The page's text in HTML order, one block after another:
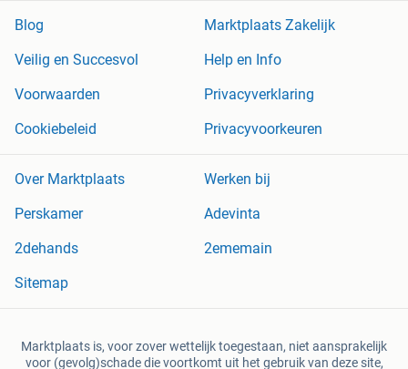
Blog
Marktplaats Zakelijk
Veilig en Succesvol
Help en Info
Voorwaarden
Privacyverklaring
Cookiebeleid
Privacyvoorkeuren
Over Marktplaats
Werken bij
Perskamer
Adevinta
2dehands
2ememain
Sitemap
Marktplaats is, voor zover wettelijk toegestaan, niet aansprakelijk
voor (gevolg)schade die voortkomt uit het gebruik van deze site,